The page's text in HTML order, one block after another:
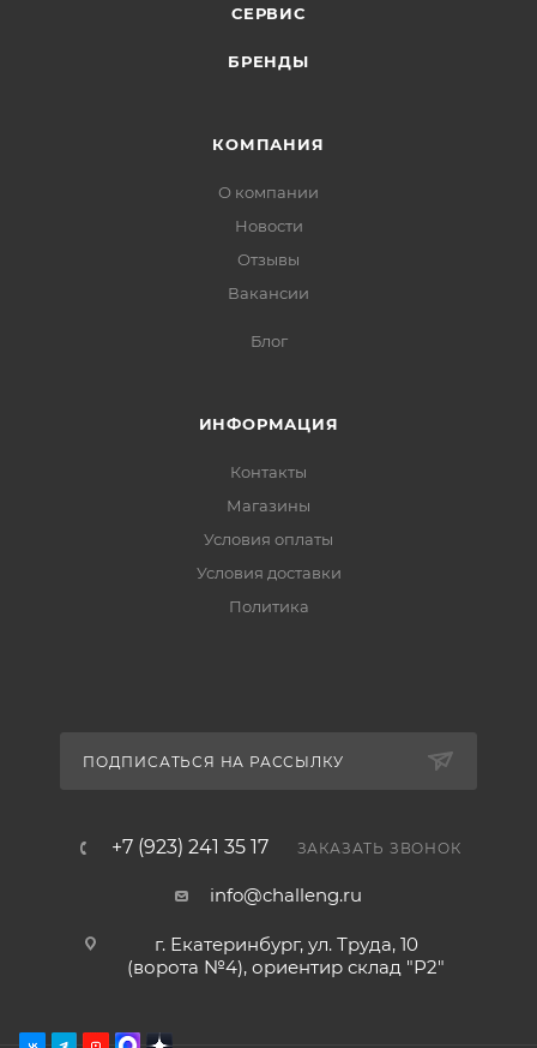
СЕРВИС
БРЕНДЫ
КОМПАНИЯ
О компании
Новости
Отзывы
Вакансии
Блог
ИНФОРМАЦИЯ
Контакты
Магазины
Условия оплаты
Условия доставки
Политика
ПОДПИСАТЬСЯ НА РАССЫЛКУ
+7 (923) 241 35 17 ЗАКАЗАТЬ ЗВОНОК
info@challeng.ru
г. Екатеринбург, ул. Труда, 10
(ворота №4), ориентир склад "Р2"